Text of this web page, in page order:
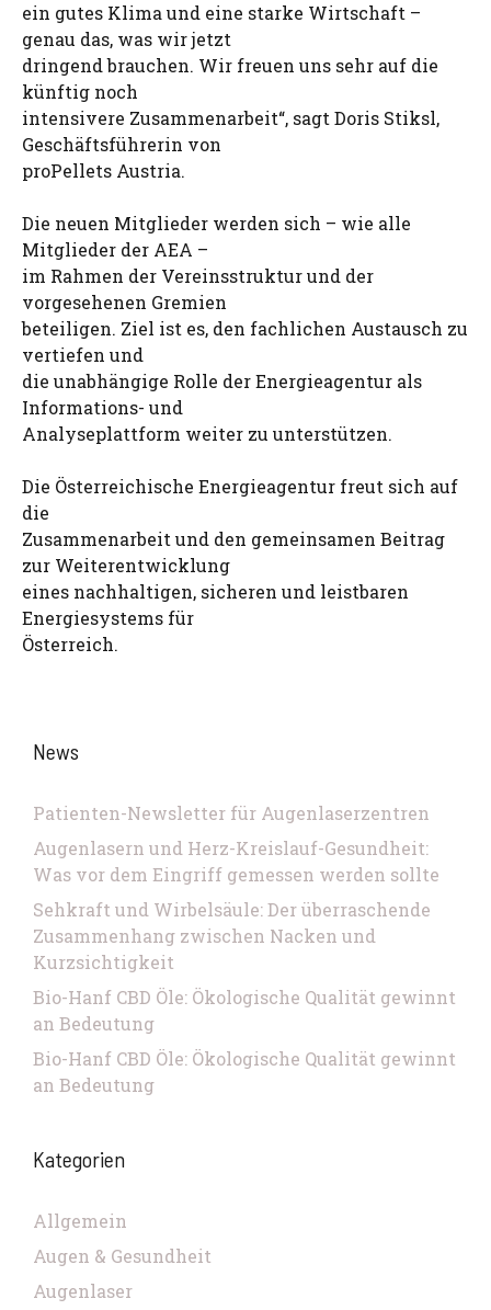
ein gutes Klima und eine starke Wirtschaft –
genau das, was wir jetzt
dringend brauchen. Wir freuen uns sehr auf die
künftig noch
intensivere Zusammenarbeit“, sagt Doris Stiksl,
Geschäftsführerin von
proPellets Austria.
Die neuen Mitglieder werden sich – wie alle
Mitglieder der AEA –
im Rahmen der Vereinsstruktur und der
vorgesehenen Gremien
beteiligen. Ziel ist es, den fachlichen Austausch zu
vertiefen und
die unabhängige Rolle der Energieagentur als
Informations- und
Analyseplattform weiter zu unterstützen.
Die Österreichische Energieagentur freut sich auf
die
Zusammenarbeit und den gemeinsamen Beitrag
zur Weiterentwicklung
eines nachhaltigen, sicheren und leistbaren
Energiesystems für
Österreich.
News
Patienten-Newsletter für Augenlaserzentren
Augenlasern und Herz-Kreislauf-Gesundheit:
Was vor dem Eingriff gemessen werden sollte
Sehkraft und Wirbelsäule: Der überraschende
Zusammenhang zwischen Nacken und
Kurzsichtigkeit
Bio-Hanf CBD Öle: Ökologische Qualität gewinnt
an Bedeutung
Bio-Hanf CBD Öle: Ökologische Qualität gewinnt
an Bedeutung
Kategorien
Allgemein
Augen & Gesundheit
Augenlaser